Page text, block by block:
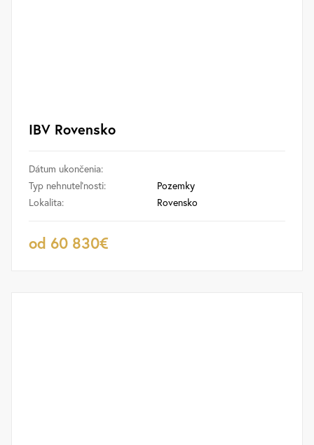
IBV Rovensko
Dátum ukončenia:
Typ nehnuteľnosti:
Pozemky
Lokalita:
Rovensko
od 60 830€